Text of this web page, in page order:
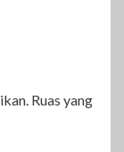
Ruas yang